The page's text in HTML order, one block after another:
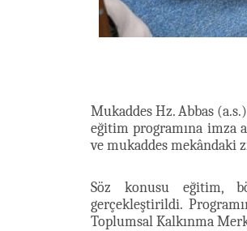
Mukaddes Hz. Abbas
eğitim programına imza
ve mukaddes mekândaki
Söz konusu eğitim,
gerçekleştirildi.
Toplumsal Kalkınma